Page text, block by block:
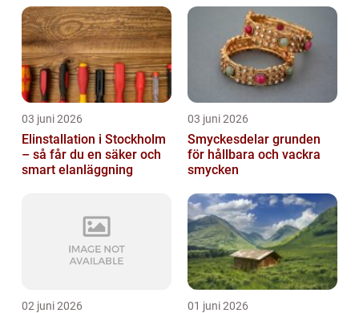
03 juni 2026
Elinstallation i Stockholm
– så får du en säker och
smart elanläggning
03 juni 2026
Smyckesdelar grunden
för hållbara och vackra
smycken
02 juni 2026 01 juni 2026